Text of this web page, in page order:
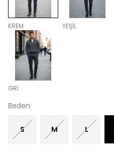
KREM YEŞİL
GRİ
Beden
S M L